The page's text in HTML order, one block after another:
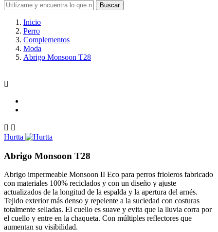
Buscar
Inicio
Perro
Complementos
Moda
Abrigo Monsoon T28

 
Hurtta
Abrigo Monsoon T28
Abrigo impermeable Monsoon II Eco para perros frioleros fabricado
con materiales 100% reciclados y con un diseño y ajuste
actualizados de la longitud de la espalda y la apertura del arnés.
Tejido exterior más denso y repelente a la suciedad con costuras
totalmente selladas. El cuello es suave y evita que la lluvia corra por
el cuello y entre en la chaqueta. Con múltiples reflectores que
aumentan su visibilidad.